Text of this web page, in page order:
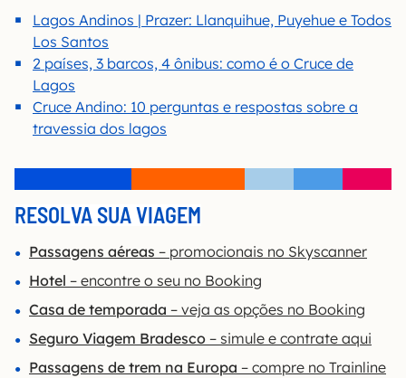
Lagos Andinos | Prazer: Llanquihue, Puyehue e Todos
Los Santos
2 países, 3 barcos, 4 ônibus: como é o Cruce de
Lagos
Cruce Andino: 10 perguntas e respostas sobre a
travessia dos lagos
RESOLVA SUA VIAGEM
Passagens aéreas – promocionais no Skyscanner
Hotel – encontre o seu no Booking
Casa de temporada – veja as opções no Booking
Seguro Viagem Bradesco – simule e contrate aqui
Passagens de trem na Europa – compre no Trainline